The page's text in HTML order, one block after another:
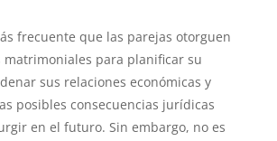
frecuente que las parejas otorguen
matrimoniales para planificar su
sus relaciones económicas y
posibles consecuencias jurídicas
en el futuro. Sin embargo, no es